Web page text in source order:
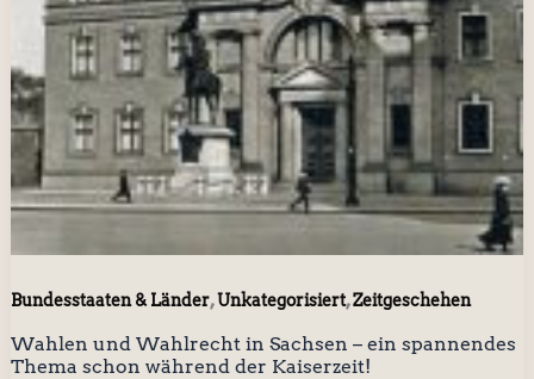
Bundesstaaten & Länder,Unkategorisiert,Zeitgeschehen
Wahlen und Wahlrecht in Sachsen – ein spannendes
Thema schon während der Kaiserzeit!